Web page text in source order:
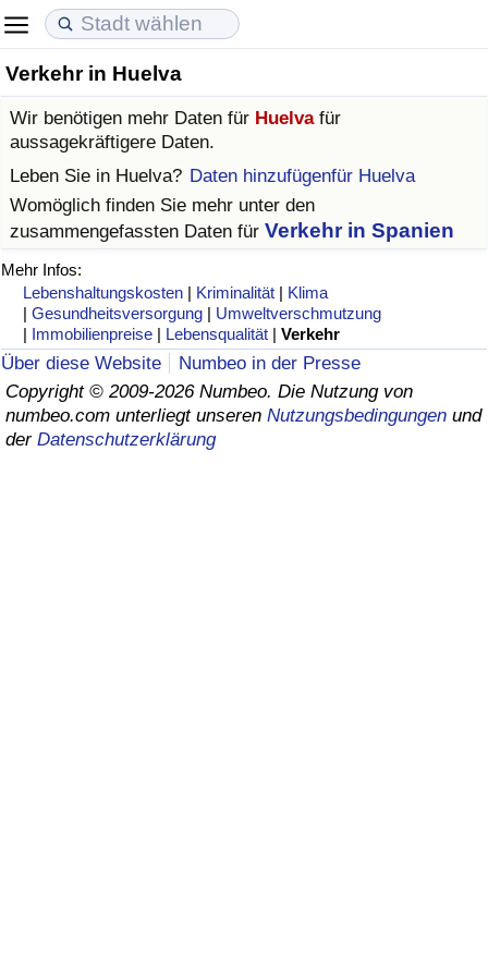
Verkehr in Huelva
Wir benötigen mehr Daten für Huelvafür
aussagekräftigere Daten.
Leben Sie in Huelva? Daten hinzufügenfür Huelva
Womöglich finden Sie mehr unter den
zusammengefassten Daten für Verkehr in Spanien
Mehr Infos:
Lebenshaltungskosten | Kriminalität | Klima
|Gesundheitsversorgung | Umweltverschmutzung
| Immobilienpreise | Lebensqualität |Verkehr
Über diese Website
Numbeo in der Presse
Copyright © 2009-2026 Numbeo. Die Nutzung von
numbeo.com unterliegt unseren Nutzungsbedingungen und
der Datenschutzerklärung
Lebenshaltungskosten
Lebenshaltungskosten-Index (aktuell)
Lebenshaltungskosten-Index
Lebenshaltungskosten-Index nach Land
in Akaba
Immobilienpreise
Immobilienpreis-Index (aktuell)
Immobilienpreis-Index
Immobilienpreis-Index nach Land
Lebensqualität
Lebensqualität-Index
Lebensqualität-Index (aktuell)
Lebensqualitätsindex nach Land
Kriminalität
Kriminalitäts-Index (aktuell)
Kriminalitäts-Index